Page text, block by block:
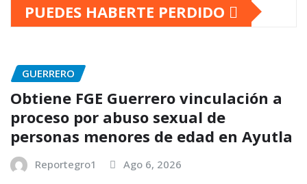
PUEDES HABERTE PERDIDO
GUERRERO
Obtiene FGE Guerrero vinculación a
proceso por abuso sexual de
personas menores de edad en Ayutla
Reportegro1 Ago 6, 2026